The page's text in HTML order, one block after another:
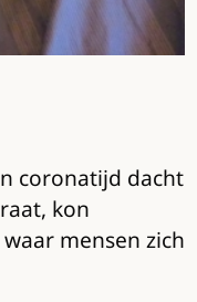
coronatijd dacht
kon
mensen zich